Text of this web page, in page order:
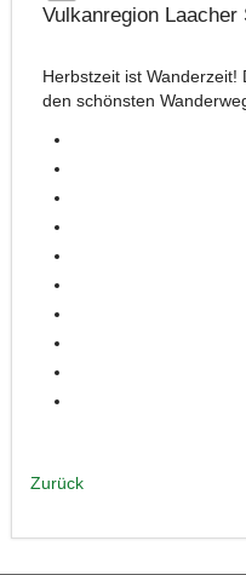
Vulkanregion Laacher
Herbstzeit ist Wanderzeit!
den schönsten
Zurück